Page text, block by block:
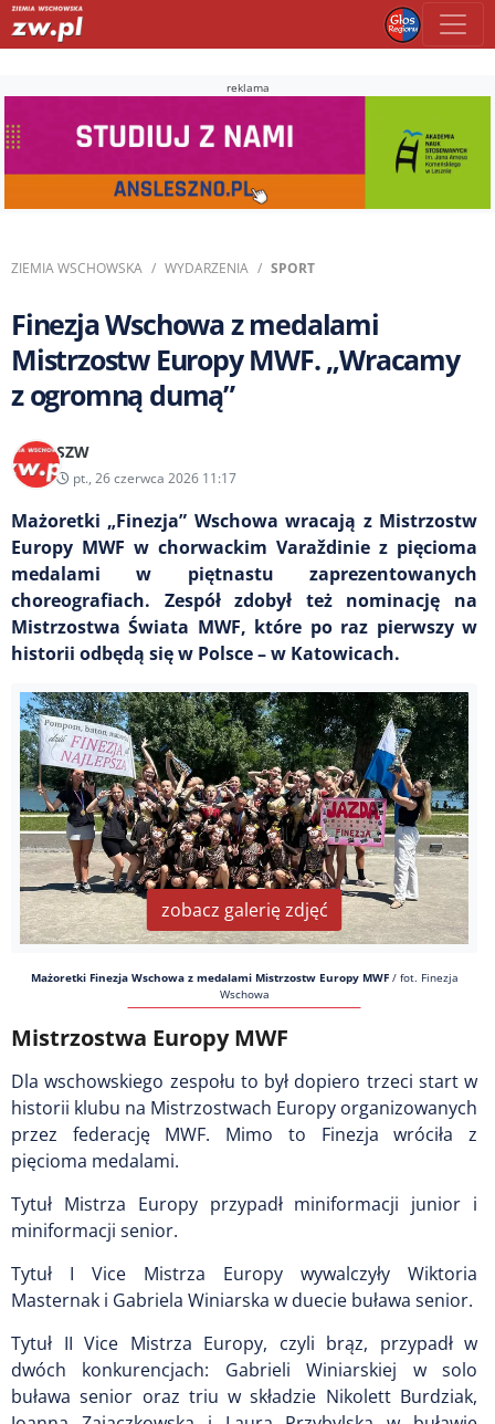
reklama
ZIEMIA WSCHOWSKA WYDARZENIA SPORT
Finezja Wschowa z medalami
Mistrzostw Europy MWF. „Wracamy
z ogromną dumą”
SZW
pt., 26 czerwca 2026 11:17
Mażoretki „Finezja” Wschowa wracają z Mistrzostw
Europy MWF w chorwackim Varaždinie z pięcioma
medalami w piętnastu zaprezentowanych
choreografiach. Zespół zdobył też nominację na
Mistrzostwa Świata MWF, które po raz pierwszy w
historii odbędą się w Polsce – w Katowicach.
zobacz galerię zdjęć
Mażoretki Finezja Wschowa z medalami Mistrzostw Europy MWF/ fot. Finezja
Wschowa
Mistrzostwa Europy MWF
Dla wschowskiego zespołu to był dopiero trzeci start w
historii klubu na Mistrzostwach Europy organizowanych
przez federację MWF. Mimo to Finezja wróciła z
pięcioma medalami.
Tytuł Mistrza Europy przypadł miniformacji junior i
miniformacji senior.
Tytuł I Vice Mistrza Europy wywalczyły Wiktoria
Masternak i Gabriela Winiarska w duecie buława senior.
Tytuł II Vice Mistrza Europy, czyli brąz, przypadł w
dwóch konkurencjach: Gabrieli Winiarskiej w solo
buława senior oraz triu w składzie Nikolett Burdziak,